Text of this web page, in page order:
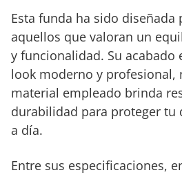
Esta funda ha sido diseñada
aquellos que valoran un
y funcionalidad. Su acabado
look moderno y profesional,
material empleado brinda
durabilidad para proteger tu
a día.
Entre sus especificaciones,